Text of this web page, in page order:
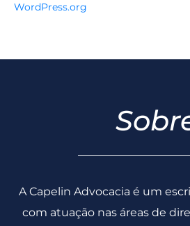
WordPress.org
A Capelin Advocacia é um
com atuação nas áreas de